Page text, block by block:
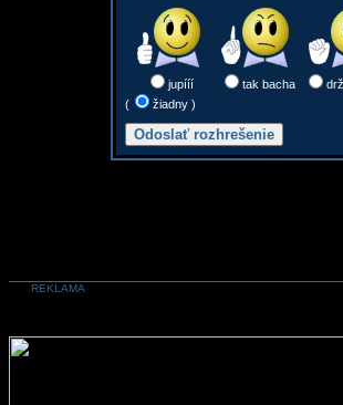
jupííí tak bacha
(
žiadny )
REKLAMA